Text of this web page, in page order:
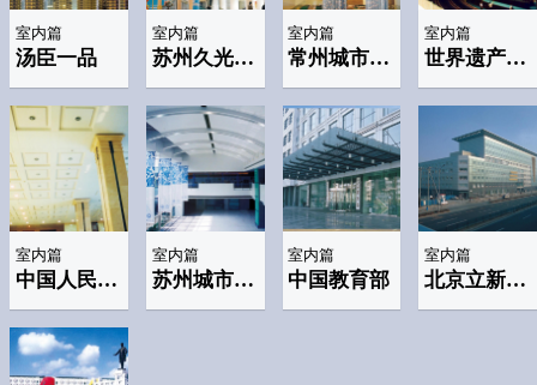
室内篇
汤臣一品
室内篇
苏州久光百货商场
室内篇
常州城市规划馆
室内篇
世界遗产大会
室内篇
中国人民银行江苏分行
室内篇
苏州城市规划馆
室内篇
中国教育部
室内篇
北京立新学校